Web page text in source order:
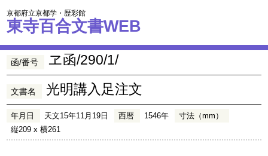
京都府立京都学・歴彩館
東寺百合文書WEB
函/番号 ヱ函/290/1/
文書名 光明講入足注文
年月日 天文15年11月19日 西暦 1546年
寸法（mm）
縦209 x 横261